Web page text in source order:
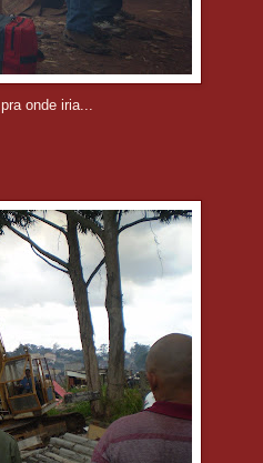
onde iria...